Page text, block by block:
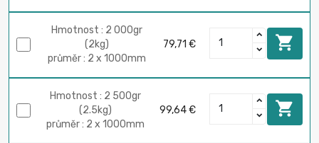
Hmotnost : 2 000gr
(2kg)
průměr : 2 x 1000mm
79,71 € 
Hmotnost : 2 500gr
(2.5kg)
průměr : 2 x 1000mm
99,64 € 